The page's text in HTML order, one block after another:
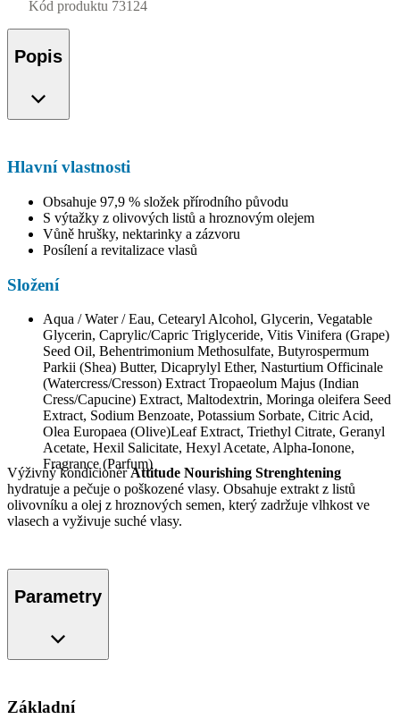
Kód produktu 73124
Popis
Hlavní vlastnosti
Obsahuje 97,9 % složek přírodního původu
S výtažky z olivových listů a hroznovým olejem
Vůně hrušky, nektarinky a zázvoru
Posílení a revitalizace vlasů
Složení
Aqua / Water / Eau, Cetearyl Alcohol, Glycerin, Vegatable
Glycerin, Caprylic/Capric Triglyceride, Vitis Vinifera (Grape)
Seed Oil, Behentrimonium Methosulfate, Butyrospermum
Parkii (Shea) Butter, Dicaprylyl Ether, Nasturtium Officinale
(Watercress/Cresson) Extract Tropaeolum Majus (Indian
Cress/Capucine) Extract, Maltodextrin, Moringa oleifera Seed
Extract, Sodium Benzoate, Potassium Sorbate, Citric Acid,
Olea Europaea (Olive)Leaf Extract, Triethyl Citrate, Geranyl
Acetate, Hexil Salicitate, Hexyl Acetate, Alpha-Ionone,
Fragrance (Parfum)
Výživný kondicionérAttitude Nourishing Strenghtening
hydratuje a pečuje o poškozené vlasy. Obsahuje extrakt z listů
olivovníku a olej z hroznových semen, který zadržuje vlhkost ve
vlasech a vyživuje suché vlasy.
Parametry
Základní